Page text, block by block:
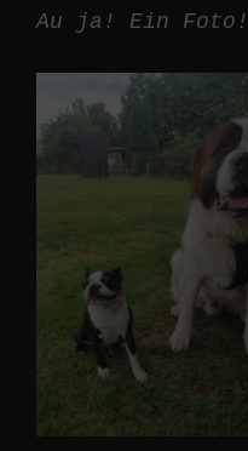
Au ja! Ein Foto!